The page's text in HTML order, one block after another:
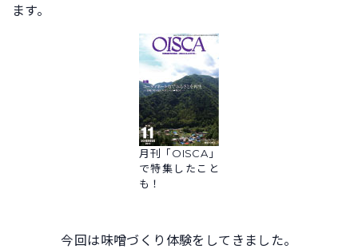
ます。
月刊「OISCA」
で特集したこと
も！
今回は味噌づくり体験をしてきました。